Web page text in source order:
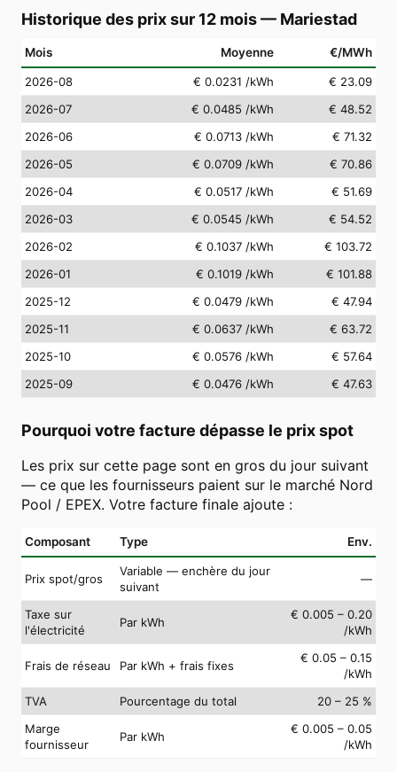
Historique des prix sur 12 mois— Mariestad
Mois Moyenne €/MWh
2026-08 € 0.0231 /kWh
€ 23.09
2026-07
€ 0.0485 /kWh
€ 48.52
2026-06
€ 0.0713 /kWh
€ 71.32
2026-05
€ 0.0709 /kWh
€ 70.86
2026-04
€ 0.0517 /kWh
€ 51.69
2026-03
€ 0.0545 /kWh
€ 54.52
2026-02
€ 0.1037 /kWh
€ 103.72
2026-01
€ 0.1019 /kWh
€ 101.88
2025-12
€ 0.0479 /kWh
€ 47.94
2025-11
€ 0.0637 /kWh
€ 63.72
2025-10
€ 0.0576 /kWh
€ 57.64
2025-09
€ 0.0476 /kWh € 47.63
Pourquoi votre facture dépasse le prix spot
Les prix sur cette page sont en gros du jour suivant
— ce que les fournisseurs paient sur le marché Nord
Pool / EPEX. Votre facture finale ajoute :
Composant Type Env.
Prix spot/gros
Variable — enchère du jour
suivant
—
Taxe sur
l'électricité
Par kWh
€ 0.005 – 0.20
/kWh
Frais de réseau Par kWh + frais fixes
€ 0.05 – 0.15
/kWh
TVA
Pourcentage du total
20 – 25 %
Marge
fournisseur
Par kWh
€ 0.005 – 0.05
/kWh